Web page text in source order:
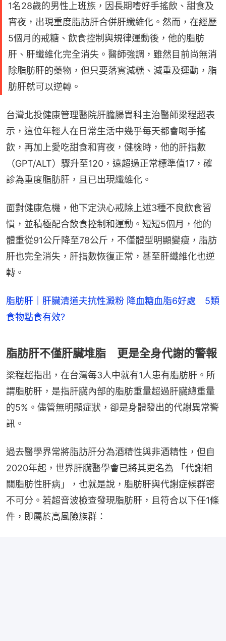
1名28歲的男性上班族，因長期嗜好手搖飲、甜食及
宵夜，出現重度脂肪肝合併肝纖維化。然而，在經歷
5個月的戒糖、飲食控制與規律運動後，他的脂肪
肝、肝纖維化完全消失。醫師強調，雖然目前尚無消
除脂肪肝的藥物，但只要落實減糖、減重及運動，脂
肪肝就可以逆轉。
台灣北投健康管理醫院肝膽腸胃科主治醫師梁程超表
示，這位年輕人在日常生活中幾乎每天都會喝手搖
飲，再加上愛吃甜食和宵夜，健檢時，他的肝指數
（GPT/ALT）驟升至120，遠超過正常標準值17，確
診為重度脂肪肝，且已出現纖維化。
面對健康危機，他下定決心戒除上述3種不良飲食習
慣，並積極配合飲食控制和運動。短短5個月，他的
體重從91公斤降至78公斤，不僅體型明顯變瘦，脂肪
肝也完全消失，肝指數恢復正常，甚至肝纖維化也逆
轉。
脂肪肝｜肝臟清道夫抗性澱粉 降血糖血脂6好處 5類
食物點食有效?
脂肪肝不僅肝臟堆脂 更是全身代謝的警報
梁程超指出，在台灣每3人中就有1人患有脂肪肝。所
謂脂肪肝，是指肝臟內部的脂肪重量超過肝臟總重量
的5%。儘管無明顯症狀，卻是身體發出的代謝異常警
訊。
過去醫學界常將脂肪肝分為酒精性與非酒精性，但自
2020年起，世界肝臟醫學會已將其更名為 「代謝相
關脂肪性肝病」，也就是說，脂肪肝與代謝症候群密
不可分。若超音波檢查發現脂肪肝，且符合以下任1條
件，即屬於高風險族群：